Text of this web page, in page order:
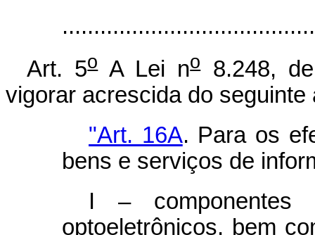
Art. 5oA Lei no8.248,
vigorar acrescida do seguinte
"Art. 16A. Para os
bens e serviços de
I – componentes
optoeletrônicos, bem